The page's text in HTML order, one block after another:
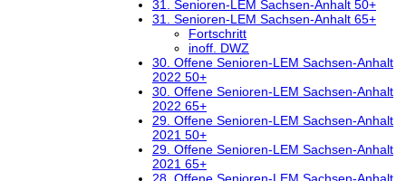
31. Senioren-LEM Sachsen-Anhalt 50+
31. Senioren-LEM Sachsen-Anhalt 65+
Fortschritt
inoff. DWZ
30. Offene Senioren-LEM Sachsen-Anhalt
2022 50+
30. Offene Senioren-LEM Sachsen-Anhalt
2022 65+
29. Offene Senioren-LEM Sachsen-Anhalt
2021 50+
29. Offene Senioren-LEM Sachsen-Anhalt
2021 65+